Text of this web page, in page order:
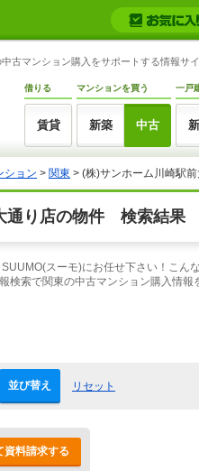
古マンション購入をサポートする情報サ
借りる
賃貸
マンションを買う
新築 中古
一戸
ション > 関東 > (株)サンホーム川崎駅
通り店の物件 検索結果
スーモ)にお任せ下さい！こ
検索で関東の中古マンション購入情報
並び替え リセット
資料請求する